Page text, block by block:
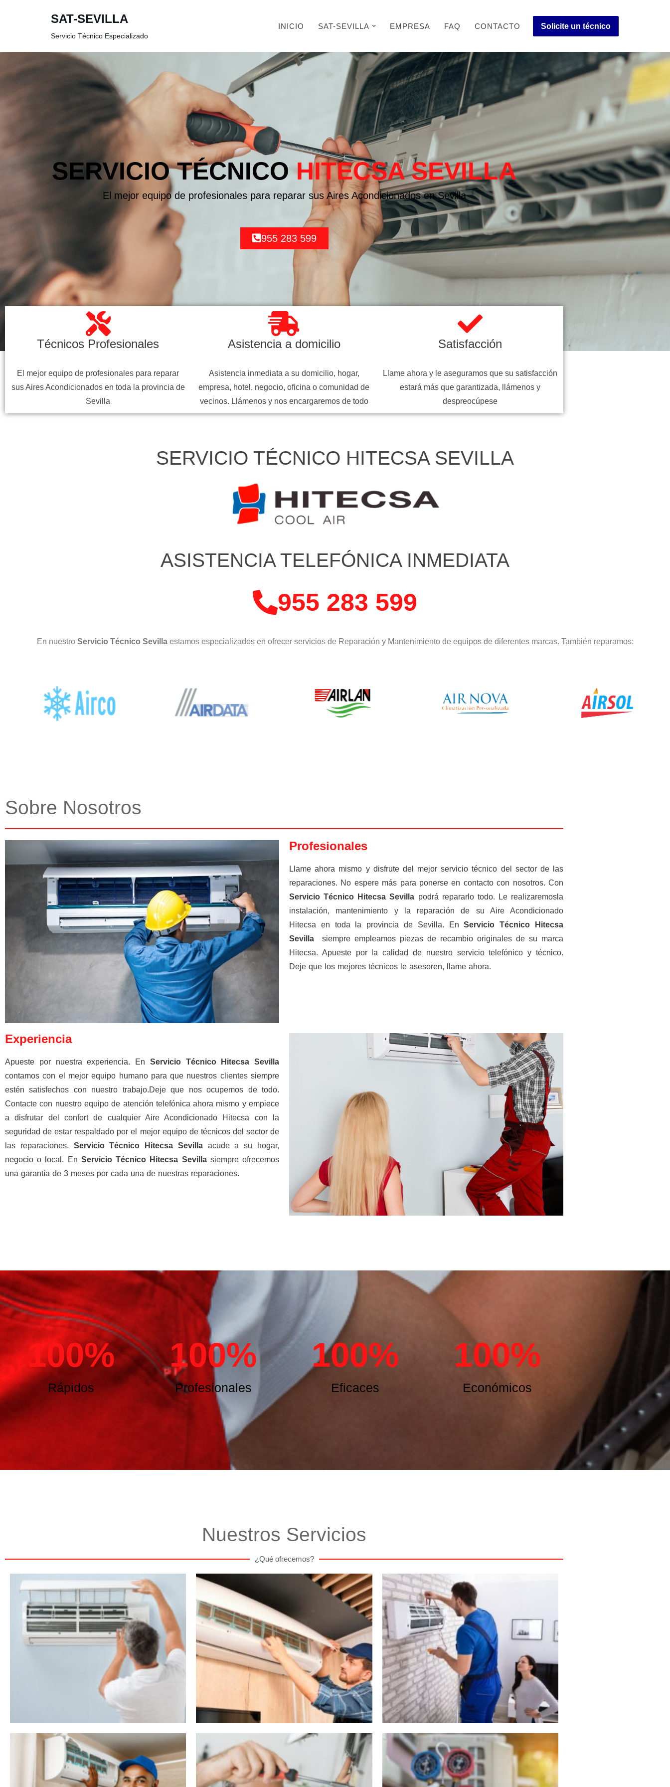
SAT-SEVILLA
Servicio Técnico Especializado
INICIO SAT-SEVILLA EMPRESA FAQ CONTACTO Solicite un técnico
SERVICIO TÉCNICO HITECSA SEVILLA
El mejor equipo de profesionales para reparar sus Aires Acondicionados en Sevilla
955 283 599
Técnicos Profesionales
El mejor equipo de profesionales para reparar
sus Aires Acondicionados en toda la provincia de
Sevilla
Asistencia a domicilio
Asistencia inmediata a su domicilio, hogar,
empresa, hotel, negocio, oficina o comunidad de
vecinos. Llámenos y nos encargaremos de todo
Satisfacción
Llame ahora y le aseguramos que su satisfacción
estará más que garantizada, llámenos y
despreocúpese
SERVICIO TÉCNICO HITECSA SEVILLA
ASISTENCIA TELEFÓNICA INMEDIATA
955 283 599
En nuestro Servicio Técnico Sevilla estamos especializados en ofrecer servicios de Reparación y Mantenimiento de equipos de diferentes marcas. También reparamos:
Sobre Nosotros
Profesionales
Llame ahora mismo y disfrute del mejor servicio técnico del sector de las
reparaciones. No espere más para ponerse en contacto con nosotros. Con
Servicio Técnico Hitecsa Sevilla podrá repararlo todo. Le realizaremosla
instalación, mantenimiento y la reparación de su Aire Acondicionado
Hitecsa en toda la provincia de Sevilla. EnServicio Técnico Hitecsa
Sevilla siempre empleamos piezas de recambio originales de su marca
Hitecsa. Apueste por la calidad de nuestro servicio telefónico y técnico.
Deje que los mejores técnicos le asesoren, llame ahora.
Experiencia
Apueste por nuestra experiencia. En Servicio Técnico Hitecsa Sevilla
contamos con el mejor equipo humano para que nuestros clientes siempre
estén satisfechos con nuestro trabajo.Deje que nos ocupemos de todo.
Contacte con nuestro equipo de atención telefónica ahora mismo y empiece
a disfrutar del confort de cualquier Aire Acondicionado Hitecsa con la
seguridad de estar respaldado por el mejor equipo de técnicos del sector de
las reparaciones. Servicio Técnico Hitecsa Sevilla acude a su hogar,
negocio o local. En Servicio Técnico Hitecsa Sevilla siempre ofrecemos
una garantía de 3 meses por cada una de nuestras reparaciones.
Rápidos
100%
Profesionales
100%
Eficaces
100%
Económicos
100%
Nuestros Servicios
¿Qué ofrecemos?